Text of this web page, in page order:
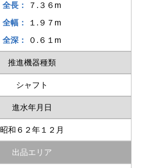
全長： ７.３６m
全幅： １.９７m
全深： ０.６１m
推進機器種類
シャフト
進水年月日
昭和６２年１２月
出品エリア